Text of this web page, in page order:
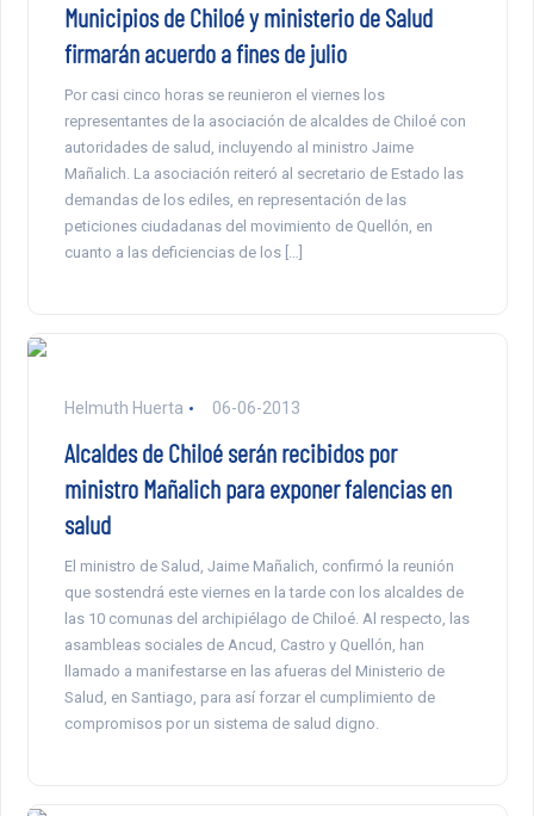
Municipios de Chiloé y ministerio de Salud
firmarán acuerdo a fines de julio
Por casi cinco horas se reunieron el viernes los
representantes de la asociación de alcaldes de Chiloé con
autoridades de salud, incluyendo al ministro Jaime
Mañalich. La asociación reiteró al secretario de Estado las
demandas de los ediles, en representación de las
peticiones ciudadanas del movimiento de Quellón, en
cuanto a las deficiencias de los […]
Helmuth Huerta 06-06-2013
Alcaldes de Chiloé serán recibidos por
ministro Mañalich para exponer falencias en
salud
El ministro de Salud, Jaime Mañalich, confirmó la reunión
que sostendrá este viernes en la tarde con los alcaldes de
las 10 comunas del archipiélago de Chiloé. Al respecto, las
asambleas sociales de Ancud, Castro y Quellón, han
llamado a manifestarse en las afueras del Ministerio de
Salud, en Santiago, para así forzar el cumplimiento de
compromisos por un sistema de salud digno.